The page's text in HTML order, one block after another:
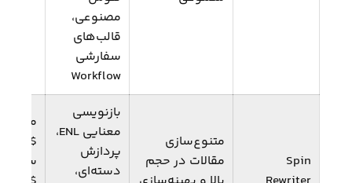
مصنوعی،
قالب‌های
سفارشی
Workflow
Spin
متنوع‌سازی
مقالات در حجم
بازنویسی
معنایی ENL،
پردازش
دسته‌ای،
سالانه: